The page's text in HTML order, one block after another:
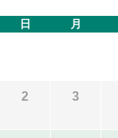
日 月
2 3